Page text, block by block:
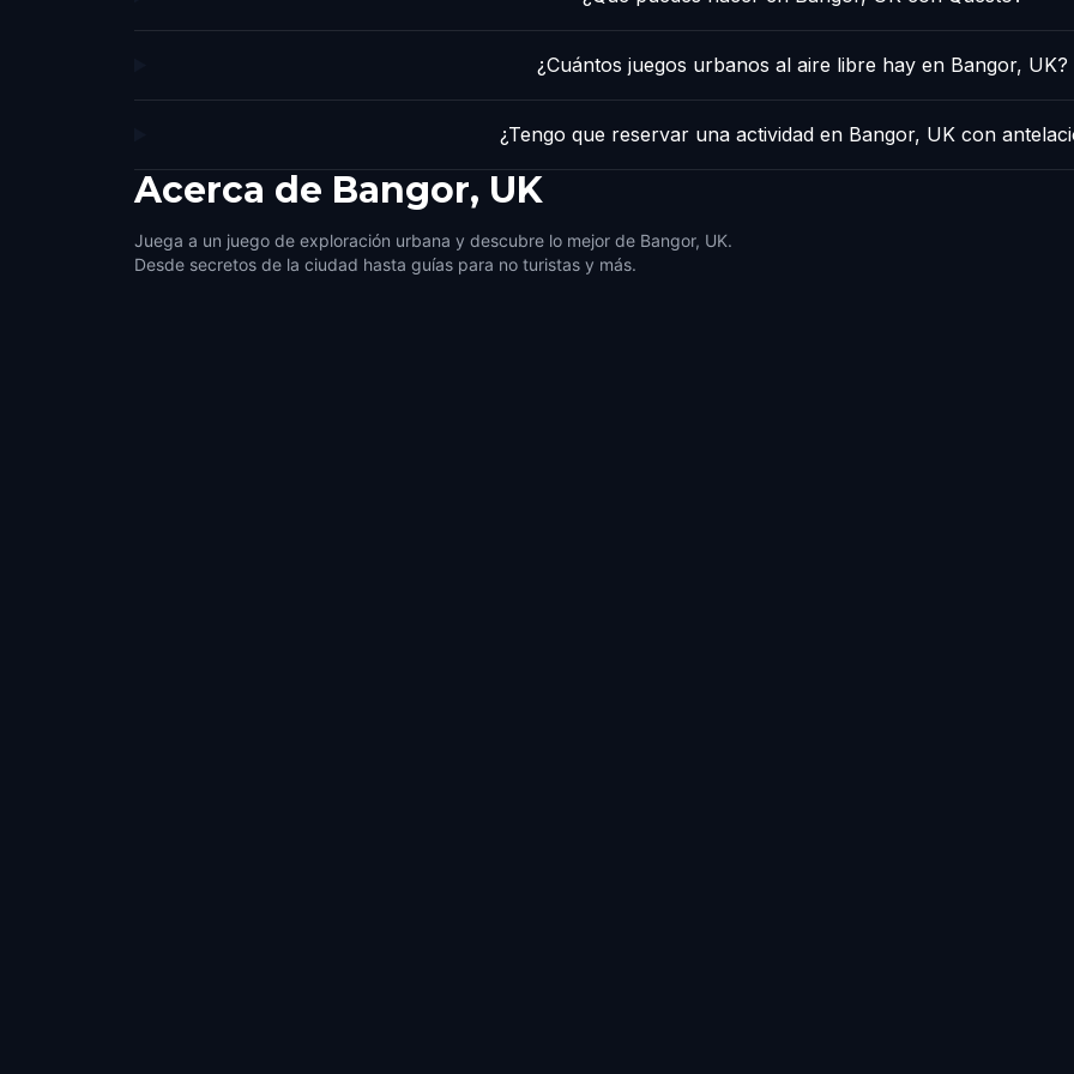
¿Cuántos juegos urbanos al aire libre hay en Bangor, UK?
¿Tengo que reservar una actividad en Bangor, UK con
Acerca de Bangor, UK
Juega a un juego de exploración urbana y descubre lo mejor de Bangor, UK.
Desde secretos de la ciudad hasta guías para no turistas y más.